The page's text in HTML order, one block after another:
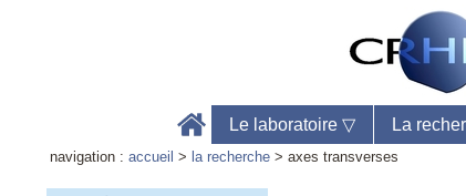
Le laboratoire▽ La
navigation :accueil > la recherche > axes transverses